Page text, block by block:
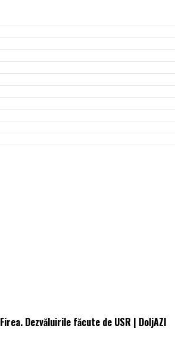
Dezvăluirile făcute de USR | DoljAZI